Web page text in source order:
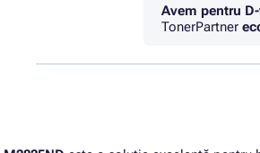
Avem pentru
TonerPartner